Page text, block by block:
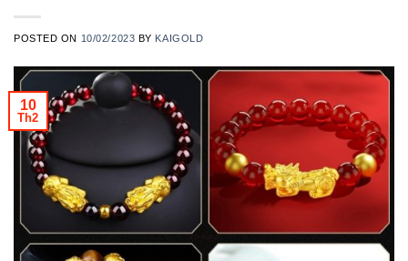
POSTED ON 10/02/2023 BY KAIGOLD
10
Th2